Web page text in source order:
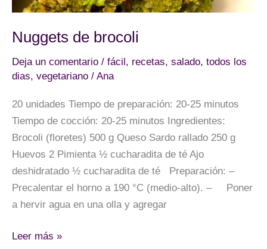
Nuggets de brocoli
Deja un comentario / fácil , recetas, salado, todos los
dias, vegetariano / Ana
20 unidades Tiempo de preparación: 20-25 minutos
Tiempo de cocción: 20-25 minutos Ingredientes:
Brocoli (floretes) 500 g Queso Sardo rallado 250 g
Huevos 2 Pimienta ½ cucharadita de té Ajo
deshidratado ½ cucharadita de té Preparación: –
Precalentar el horno a 190 °C (medio-alto). – Poner
a hervir agua en una olla y agregar
Nuggets
Leer más »